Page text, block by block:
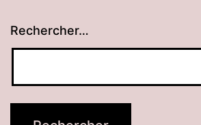
Rechercher…